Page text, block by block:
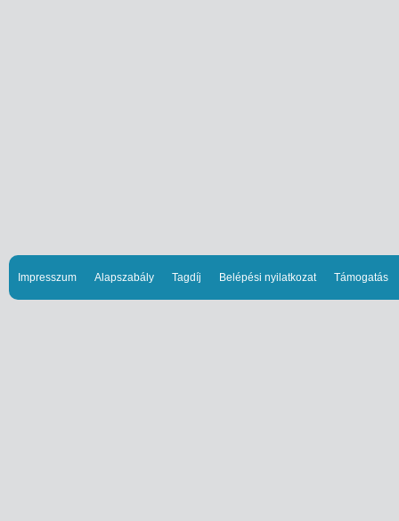
Impresszum Alapszabály Tagdíj Belépési nyilatkozat Támogatás